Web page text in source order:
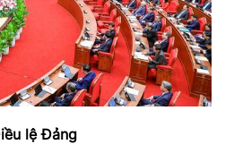
lệ Đảng